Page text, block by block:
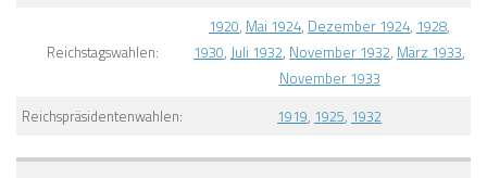
Reichstagswahlen:
1920, Mai 1924, Dezember 1924, 1928,
1930, Juli 1932, November 1932, März 1933,
November 1933
Reichspräsidentenwahlen:
1919, 1925, 1932